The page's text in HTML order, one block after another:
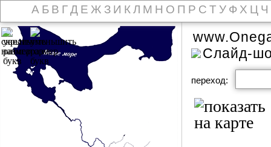
А Б В Г Д Е Ж З И К Л М Н О П Р С Т У Ф Х Ц Ч
Слайд-
переход: